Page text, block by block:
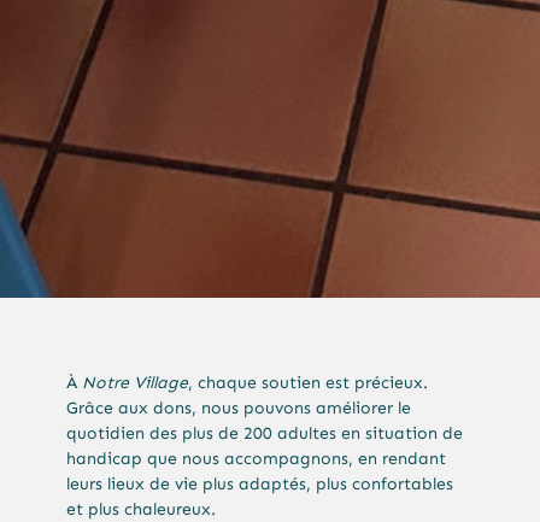
À Notre Village, chaque soutien est précieux.
Grâce aux dons, nous pouvons améliorer le
quotidien des plus de 200 adultes en situation de
handicap que nous accompagnons, en rendant
leurs lieux de vie plus adaptés, plus confortables
et plus chaleureux.